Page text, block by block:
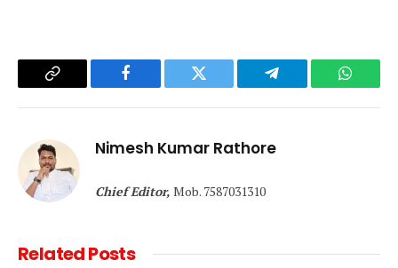
Copy
Facebook Twitter Telegram
Nimesh Kumar Rathore
Chief Editor, Mob. 7587031310
RelatedPosts